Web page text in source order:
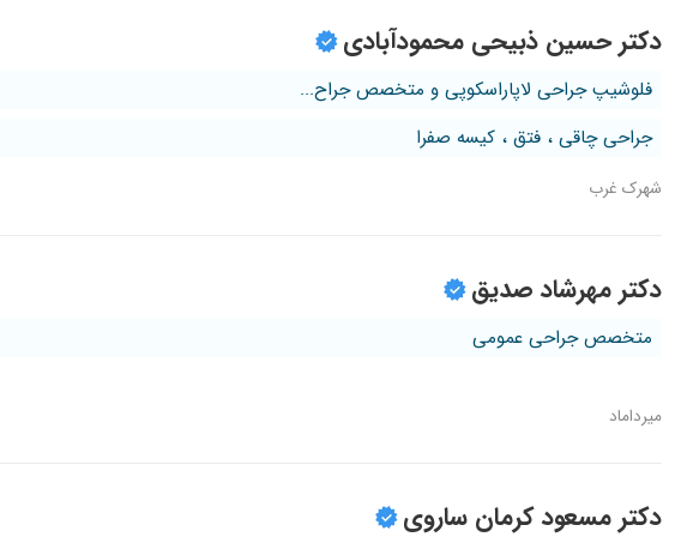
دکتر حسین ذبیحی محمودآبادی
فلوشیپ جراحی لاپاراسکوپی و متخصص جراح...
جراحی چاقی ، فتق ، کیسه صفرا
شهرک غرب
دکتر مهرشاد صدیق
متخصص جراحی عمومی
میرداماد
دکتر مسعود کرمان ساروی